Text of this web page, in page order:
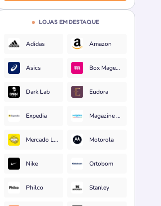
LOJAS EM DESTAQUE
Adidas Amazon
Asics Box Magenta
Dark Lab Eudora
Expedia Magazine Luiza
Mercado Livre Motorola
Nike Ortobom
Philco Stanley